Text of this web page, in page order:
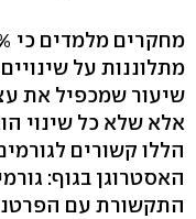
מתלוננות על
שיעור שמכפיל את
אלא שלא כל שינוי
הללו קשורים
האסטרוגן בגוף:
התקשורת עם